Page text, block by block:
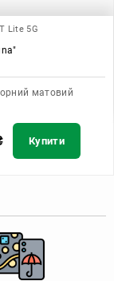
Lite 5G
матовий
Купити